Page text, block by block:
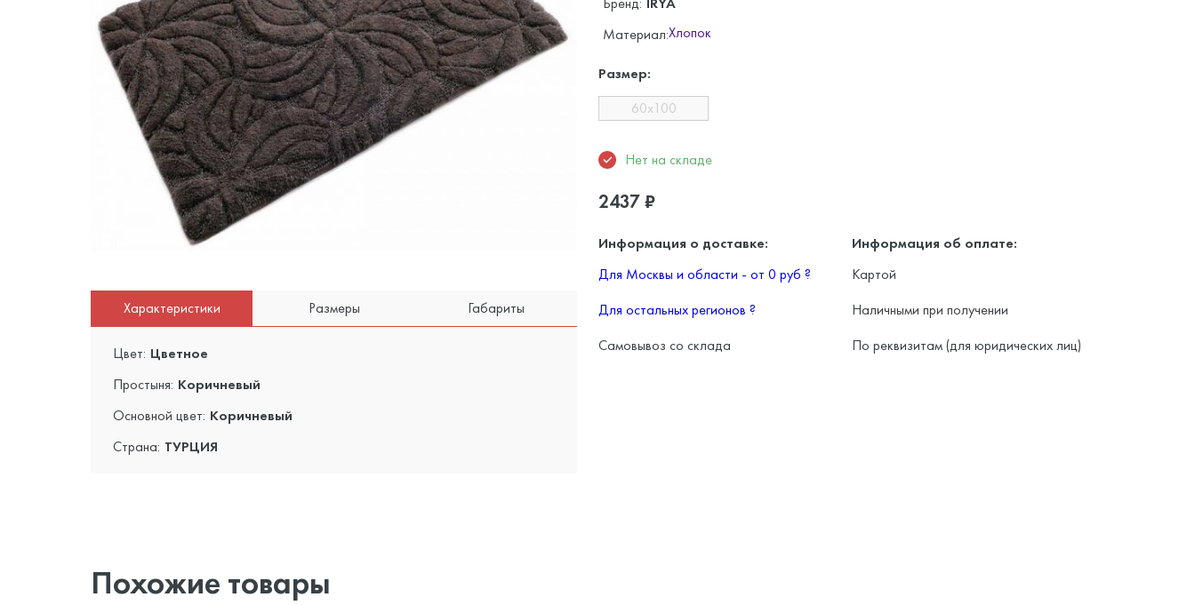
Характеристики Размеры Габариты
Цвет: Цветное
Простыня: Коричневый
Основной цвет: Коричневый
Страна: ТУРЦИЯ
Материал:Хлопок
Размер:
60x100
Нет на складе
2437₽
Информация о доставке:
Для Москвы и области - от 0 руб?
Для остальных регионов?
Самовывоз со склада
Информация об оплате:
Картой
Наличными при получении
По реквизитам (для юридических лиц)
Похожие товары